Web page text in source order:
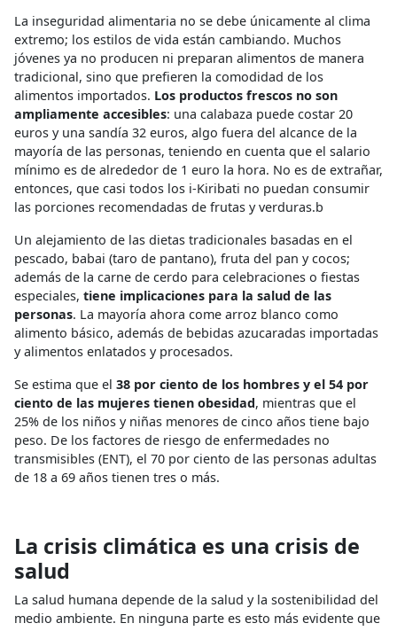
La inseguridad alimentaria no se debe únicamente al clima
extremo; los estilos de vida están cambiando. Muchos
jóvenes ya no producen ni preparan alimentos de manera
tradicional, sino que prefieren la comodidad de los
alimentos importados. Los productos frescos no son
ampliamente accesibles: una calabaza puede costar 20
euros y una sandía 32 euros, algo fuera del alcance de la
mayoría de las personas, teniendo en cuenta que el salario
mínimo es de alrededor de 1 euro la hora. No es de extrañar,
entonces, que casi todos los i-Kiribati no puedan consumir
las porciones recomendadas de frutas y verduras.b
Un alejamiento de las dietas tradicionales basadas en el
pescado, babai (taro de pantano), fruta del pan y cocos;
además de la carne de cerdo para celebraciones o fiestas
especiales, tiene implicaciones para la salud de las
personas. La mayoría ahora come arroz blanco como
alimento básico, además de bebidas azucaradas importadas
y alimentos enlatados y procesados.
Se estima que el 38 por ciento de los hombres y el 54 por
ciento de las mujeres tienen obesidad, mientras que el
25% de los niños y niñas menores de cinco años tiene bajo
peso. De los factores de riesgo de enfermedades no
transmisibles (ENT), el 70 por ciento de las personas adultas
de 18 a 69 años tienen tres o más.
La crisis climática es una crisis de
salud
La salud humana depende de la salud y la sostenibilidad del
medio ambiente. En ninguna parte es esto más evidente que